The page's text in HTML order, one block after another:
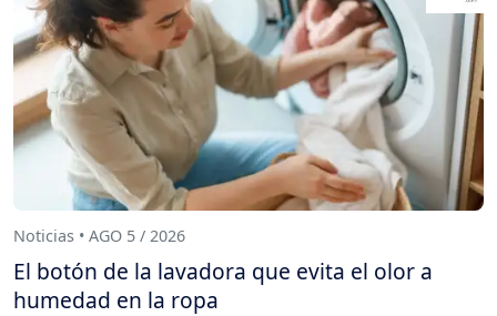
Noticias • AGO 5 / 2026
El botón de la lavadora que evita el olor a
humedad en la ropa